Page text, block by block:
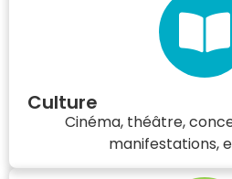
Culture
Cinéma, théâtre,
manifestations,